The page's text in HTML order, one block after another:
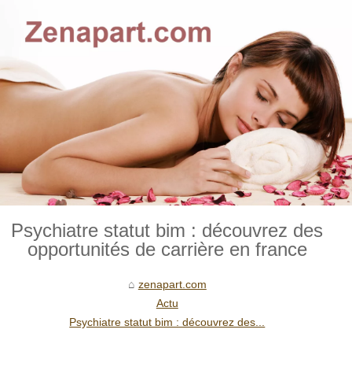
Psychiatre statut bim : découvrez des
opportunités de carrière en france
zenapart.com
Actu
Psychiatre statut bim : découvrez des...